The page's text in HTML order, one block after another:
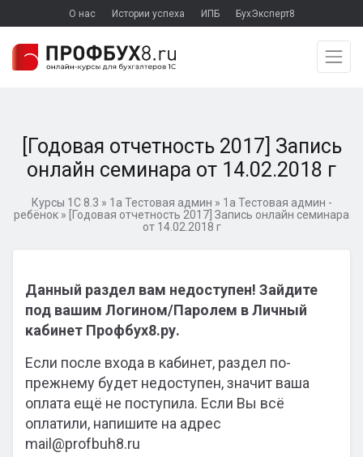
О нас Истории успеха ИПБ БухЭксперт8
[Годовая отчетность 2017] Запись
онлайн семинара от 14.02.2018 г
Курсы 1С 8.3 » 1а Тестовая админ » 1а Тестовая админ -
ребёнок »
[Годовая отчетность 2017] Запись онлайн семинара
от 14.02.2018 г
Данный раздел вам недоступен! Зайдите
под вашим Логином/Паролем в Личный
кабинет Профбух8.ру.
Если после входа в кабинет, раздел по-
прежнему будет недоступен, значит ваша
оплата ещё не поступила. Если Вы всё
оплатили, напишите на адрес
mail@profbuh8.ru